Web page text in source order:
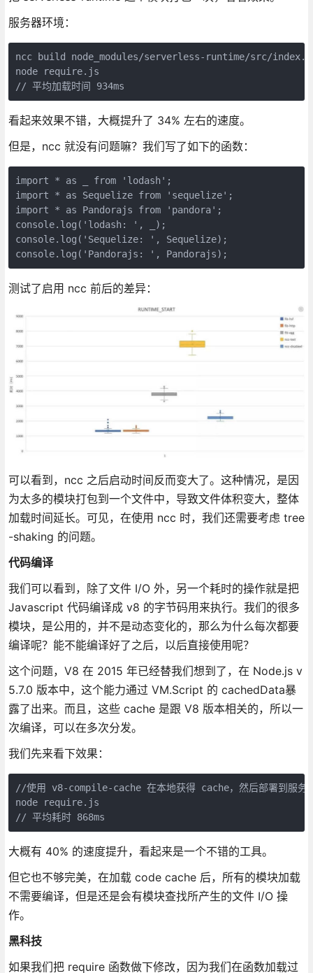
服务器环境：
ncc build node_modules/serverless-runtime/src/
node require.js
// 平均加载时间 934ms
看起来效果不错，大概提升了 34% 左右的速度。
但是，ncc 就没有问题嘛？我们写了如下的函数：
import * as _ from 'lodash';
import * as Sequelize from 'sequelize';
import * as Pandorajs from 'pandora';
console.log('lodash: ', _);
console.log('Sequelize: ', Sequelize);
console.log('Pandorajs: ', Pandorajs);
测试了启用 ncc 前后的差异：
可以看到，ncc 之后启动时间反而变大了。这种情况，是因
为太多的模块打包到一个文件中，导致文件体积变大，整体
加载时间延长。可见，在使用 ncc 时，我们还需要考虑 tree
-shaking 的问题。
代码编译
我们可以看到，除了文件 I/O 外，另一个耗时的操作就是把
Javascript 代码编译成 v8 的字节码用来执行。我们的很多
模块，是公用的，并不是动态变化的，那么为什么每次都要
编译呢？能不能编译好了之后，以后直接使用呢？
这个问题，V8 在 2015 年已经替我们想到了，在 Node.js v
5.7.0 版本中，这个能力通过 VM.Script 的 cachedData暴
露了出来。而且，这些 cache 是跟 V8 版本相关的，所以一
次编译，可以在多次分发。
我们先来看下效果：
//使用 v8-compile-cache 在本地获得 cache，然后部署到服务
node require.js
// 平均耗时 868ms
大概有 40% 的速度提升，看起来是一个不错的工具。
但它也不够完美，在加载 code cache 后，所有的模块加载
不需要编译，但是还是会有模块查找所产生的文件 I/O 操
作。
黑科技
如果我们把 require 函数做下修改，因为我们在函数加载过